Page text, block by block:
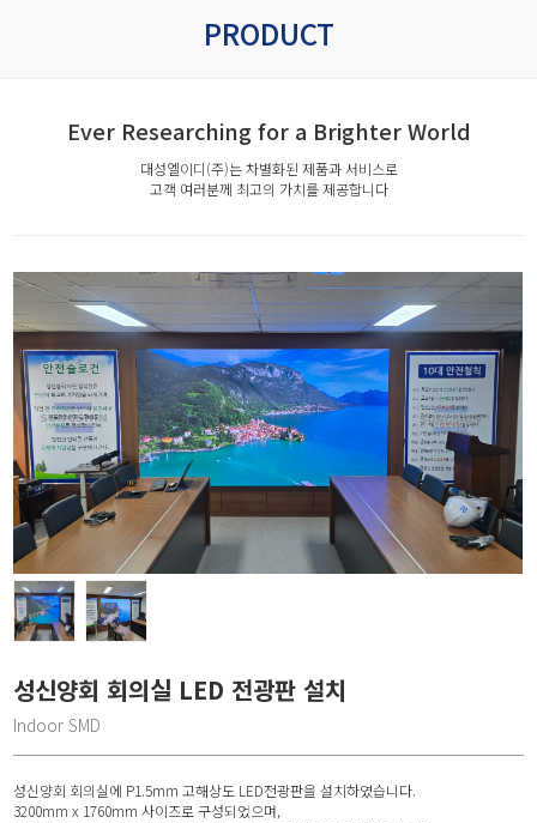
PRODUCT
Ever Researching for a Brighter World
대성엘이디(주)는 차별화된 제품과 서비스로
고객 여러분께 최고의 가치를 제공합니다
성신양회 회의실 LED 전광판 설치
Indoor SMD
성신양회 회의실에 P1.5mm 고해상도 LED전광판을 설치하였습니다.
3200mm x 1760mm 사이즈로 구성되었으며,